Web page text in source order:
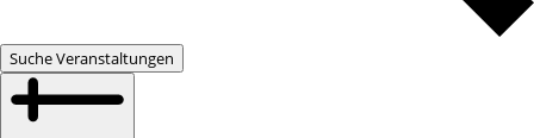
Suche Veranstaltungen